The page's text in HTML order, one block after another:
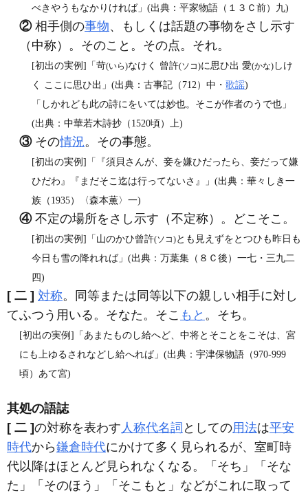
べきやうもなかりければ」(出典：平家物語（１３Ｃ前）九)
②相手側の事物、もしくは話題の事物をさし示す
（中称）。そのこと。その点。それ。
[初出の実例]「苛(いら)なけく 曾許(ソコ)に思ひ出 愛(かな) しけ
く ここに思ひ出」(出典：古事記（712）中・ 歌謡)
「しかれども此の詩にをいては妙也。そこが作者のうで也」
(出典：中華若木詩抄（1520頃）上)
③その情況。その事態。
[初出の実例]「『須貝さんが、妾を嫌ひだったら、妾だって嫌
ひだわ』『まだそこ迄は行ってないさ』」(出典：華々しき一
族（1935）〈森本薫〉一)
④不定の場所をさし示す（不定称）。どこそこ。
[初出の実例]「山のかひ曾許(ソコ)とも見えずをとつひも昨日も
今日も雪の降れれば」(出典：万葉集（８Ｃ後）一七・三九二
四)
[ 二 ] 対称。同等または同等以下の親しい相手に対し
てふつう用いる。そなた。そこ もと 。そち。
[初出の実例]「あまたものし給へど、中将とそことをこそは、宮
にも上ゆるされなどし給へれば」(出典：宇津保物語（970‐999
頃）あて宮)
其処の語誌
[ 二 ]の対称を表わす 人称代名詞 としての用法は平安
時代から鎌倉時代にかけて多く見られるが、室町時
代以降はほとんど見られなくなる。「そち」「そな
た」「そのほう」「そこもと」などがこれに取って